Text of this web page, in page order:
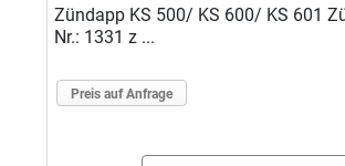
Zündapp KS 500/ KS 600/ KS 601
Nr.: 1331 z ...
Preis auf Anfrage